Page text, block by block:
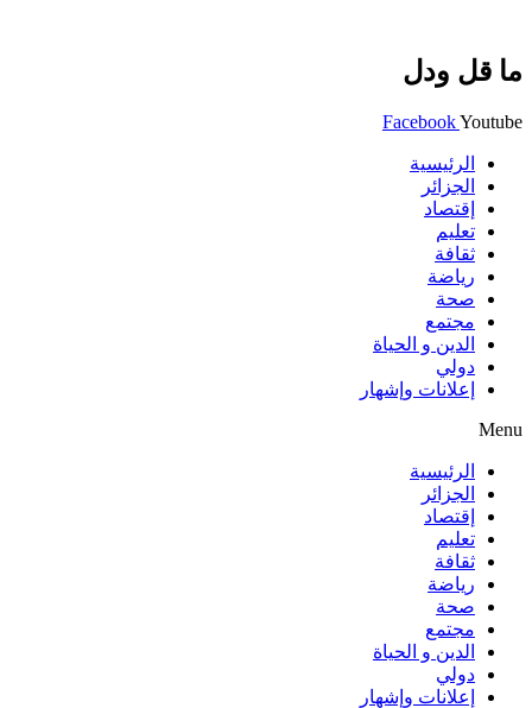
ما قل ودل
FacebookYoutube
الرئيسية
الجزائر
إقتصاد
تعليم
ثقافة
رياضة
صحة
مجتمع
الدين و الحياة
دولي
إعلانات وإشهار
Menu
الرئيسية
الجزائر
إقتصاد
تعليم
ثقافة
رياضة
صحة
مجتمع
الدين و الحياة
دولي
إعلانات وإشهار